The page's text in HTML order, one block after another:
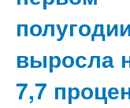
выросла
7,7